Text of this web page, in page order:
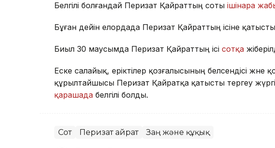
Белгілі болғандай Перизат Қайраттың соты ішінара
Бұған дейін елордада Перизат Қайраттың ісіне
Биыл 30 маусымда Перизат Қайраттың ісі сотқа
Еске салайық, еріктілер қозғалысының белсендісі
құрылтайшысы Перизат Қайратқа қатысты тергеу
қарашада белгілі болды.
Сот Перизат Қайрат Заң және құқық